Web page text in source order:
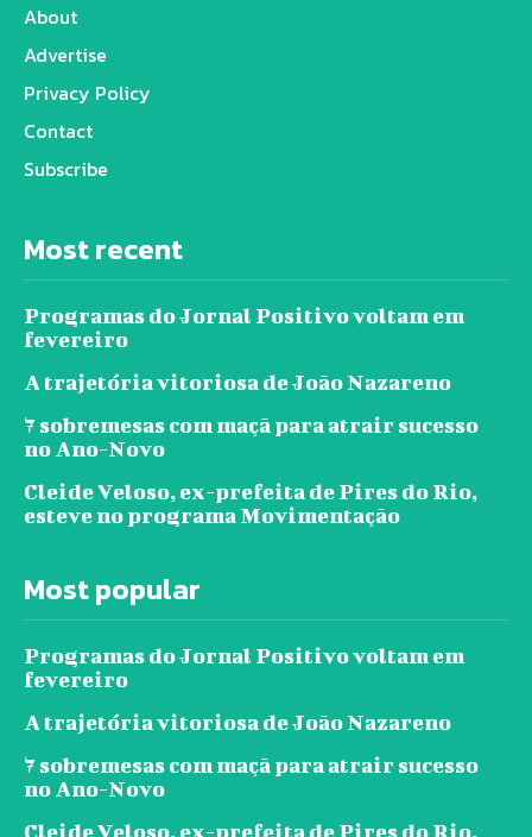
About
Advertise
Privacy Policy
Contact
Subscribe
Most recent
Programas do Jornal Positivo voltam em
fevereiro
A trajetória vitoriosa de João Nazareno
7 sobremesas com maçã para atrair sucesso
no Ano-Novo
Cleide Veloso, ex-prefeita de Pires do Rio,
esteve no programa Movimentação
Most popular
Programas do Jornal Positivo voltam em
fevereiro
A trajetória vitoriosa de João Nazareno
7 sobremesas com maçã para atrair sucesso
no Ano-Novo
Cleide Veloso, ex-prefeita de Pires do Rio,